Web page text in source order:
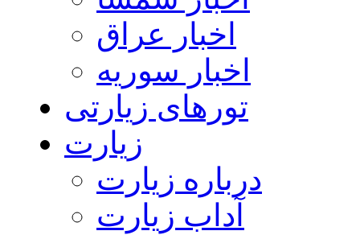
اخبار عراق
اخبار سوریه
تورهای زیارتی
زیارت
درباره زیارت
آداب زیارت